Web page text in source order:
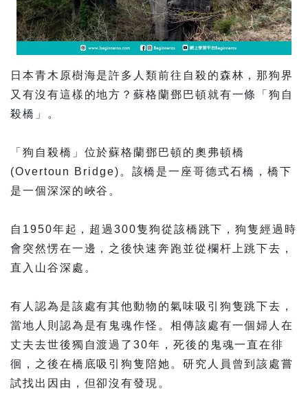
日本青木原樹海是許多人類前往自殺的森林，那狗界
又有沒有這樣的地方？蘇格蘭鄧巴頓就有一條「狗自
殺橋」。
「狗自殺橋」位於蘇格蘭鄧巴頓的奧弗頓橋
(Overtoun Bridge)。該橋是一座哥德式石橋，橋下
是一個深深的峽谷。
自1950年起，超過300隻狗從該橋跳下，狗隻經過時
會突然愣在一邊，之後快速奔跑並從欄杆上跳下去，
直入山谷深處。
有人認為是該處有其他動物的氣味吸引狗隻跳下去，
當地人則認為是有鬼魂作怪。相傳該處有一個婦人在
丈夫去世後獨自渡過了30年，死後的鬼魂一直在徘
徊，之後在橋底吸引狗隻陪她。研究人員曾到該處嘗
試找出因由，但卻沒有發現。